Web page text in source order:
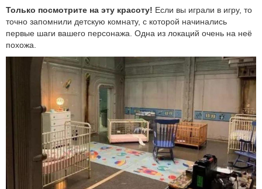
Только посмотрите на эту красоту! Если вы играли в игру, то
точно запомнили детскую комнату, с которой начинались
первые шаги вашего персонажа. Одна из локаций очень на неё
похожа.